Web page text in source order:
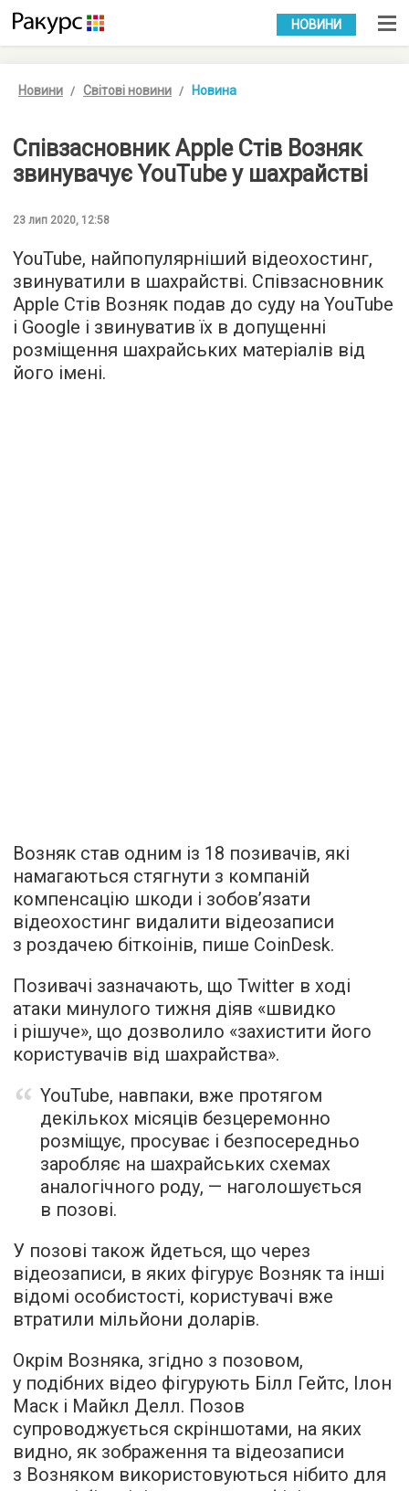
УКР РУС
НОВИНИ
Новини Світові новини Новина
Співзасновник Apple Стів Возняк
звинувачує YouTube у шахрайстві
23 лип 2020, 12:58
YouTube, найпопулярніший відеохостинг,
звинуватили в шахрайстві. Співзасновник
Apple Стів Возняк подав до суду на YouTube
і Google і звинуватив їх в допущенні
розміщення шахрайських матеріалів від
його імені.
Возняк став одним із 18 позивачів, які
намагаються стягнути з компаній
компенсацію шкоди і зобов’язати
відеохостинг видалити відеозаписи
з роздачею біткоінів, пише CoinDesk.
Позивачі зазначають, що Twitter в ході
атаки минулого тижня діяв «швидко
і рішуче», що дозволило «захистити його
користувачів від шахрайства».
YouTube, навпаки, вже протягом
декількох місяців безцеремонно
розміщує, просуває і безпосередньо
заробляє на шахрайських схемах
аналогічного роду, — наголошується
в позові.
У позові також йдеться, що через
відеозаписи, в яких фігурує Возняк та інші
відомі особистості, користувачі вже
втратили мільйони доларів.
Окрім Возняка, згідно з позовом,
у подібних відео фігурують Білл Гейтс, Ілон
Маск і Майкл Делл. Позов
супроводжується скріншотами, на яких
видно, як зображення та відеозаписи
з Возняком використовуються нібито для